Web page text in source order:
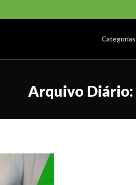
Categorias
Arquivo Diário: